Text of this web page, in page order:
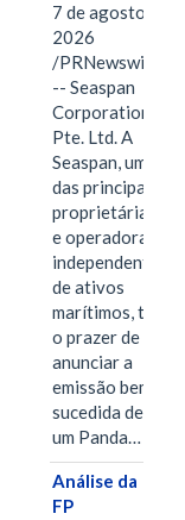
7 de agosto de
2026
/PRNewswire/
-- Seaspan
Corporation
Pte. Ltd. A
Seaspan, uma
das principais
proprietárias
e operadoras
independentes
de ativos
marítimos, tem
o prazer de
anunciar a
emissão bem-
sucedida de
um Panda…
Análise da
FP